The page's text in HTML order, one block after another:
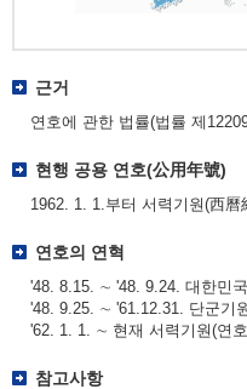
근거
연호에 관한 법률(법률 제
현행 공용 연호(公用年號)
1962. 1. 1.부터 서력기원(西曆
연호의 연혁
'48. 8.15. ∼ '48. 9.24. 대한민
'48. 9.25. ∼ '61.12.31. 단군기
'62. 1. 1. ∼ 현재 서력기원(연
참고사항